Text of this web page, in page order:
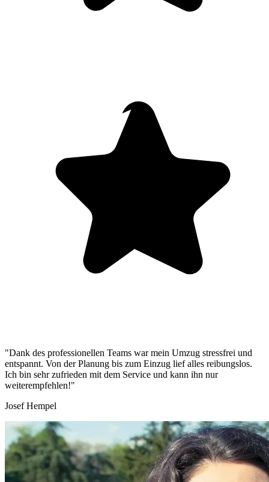
"Dank des professionellen Teams war mein Umzug stressfrei und
entspannt. Von der Planung bis zum Einzug lief alles reibungslos.
Ich bin sehr zufrieden mit dem Service und kann ihn nur
weiterempfehlen!"
Josef Hempel